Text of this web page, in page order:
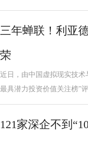
三年蝉联！利亚
荣
近日，由中国虚拟现实技术
最具潜力投资价值关注榜”
121家深企不到